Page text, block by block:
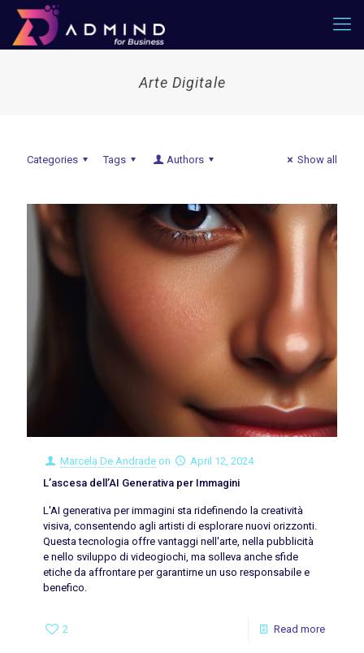
Arte Digitale
Categories Tags Authors Show all
Marcela De Andrade on
April 12, 2024
L’ascesa dell’AI Generativa per Immagini
L'AI generativa per immagini sta ridefinendo la creatività
visiva, consentendo agli artisti di esplorare nuovi orizzonti.
Questa tecnologia offre vantaggi nell'arte, nella pubblicità
e nello sviluppo di videogiochi, ma solleva anche sfide
etiche da affrontare per garantirne un uso responsabile e
benefico.
2 Read more